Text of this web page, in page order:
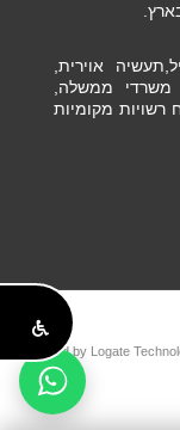
אוירית,
משרדי ממשלה,
רשויות מקומיות
Powered by Logate